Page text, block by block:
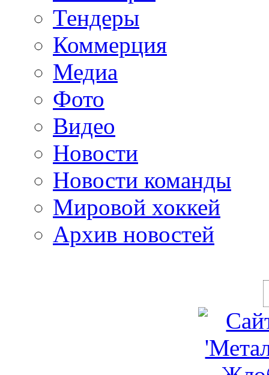
Тендеры
Коммерция
Медиа
Фото
Видео
Новости
Новости команды
Мировой хоккей
Архив новостей